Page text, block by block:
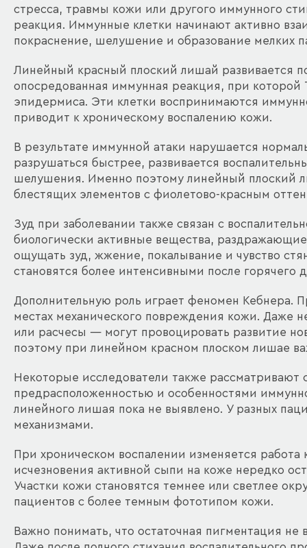
стресса, травмы кожи или другого иммунного
реакция. Иммунные клетки начинают активно
покраснение, шелушение и образование мелких
Линейный красный плоский лишай развивается
опосредованная иммунная реакция, при
эпидермиса. Эти клетки воспринимаются
приводит к хроническому воспалению кожи.
В результате иммунной атаки нарушается
разрушаться быстрее, развивается
шелушения. Именно поэтому линейный плоский
блестящих элементов с фиолетово-красным
Зуд при заболевании также связан с
биологически активные вещества,
ощущать зуд, жжение, покалывание и чувство
становятся более интенсивными после
Дополнительную роль играет феномен Кебнера.
местах механического повреждения кожи.
или расчесы — могут провоцировать развитие
поэтому при линейном красном плоском лишае
Некоторые исследователи также
предрасположенностью и особенностями
линейного лишая пока не выявлено. У разных
механизмами.
При хроническом воспалении изменяется
исчезновения активной сыпи на коже нередко
Участки кожи становятся темнее или светлее
пациентов с более темным фототипом кожи.
Важно понимать, что остаточная пигментация